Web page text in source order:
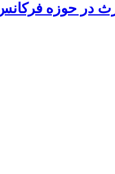
در حوزه